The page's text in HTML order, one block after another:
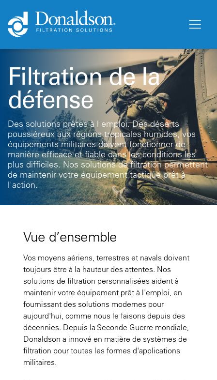
Filtration de la
défense
Des solutions prêtes à l'emploi. Des déserts
poussiéreux aux régions tropicales humides, vos
équipements militaires doivent fonctionner de
manière efficace et fiable dans les conditions les
plus difficiles. Nos solutions de filtration permettent
de maintenir votre équipement tactique prêt à
l'action.
Vue d’ensemble
Vos moyens aériens, terrestres et navals doivent
toujours être à la hauteur des attentes. Nos
solutions de filtration personnalisées aident à
maintenir votre équipement prêt à l'emploi, en
fournissant des solutions modernes pour
aujourd'hui, comme nous le faisons depuis des
décennies. Depuis la Seconde Guerre mondiale,
Donaldson a innové en matière de systèmes de
filtration pour toutes les formes d'applications
militaires.